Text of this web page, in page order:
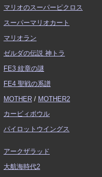
マリオのスーパーピクロス
スーパーマリオカート
マリオラン
ゼルダの伝説 神トラ
FE3 紋章の謎
FE4 聖戦の系譜
MOTHER / MOTHER2
カービィボウル
パイロットウイングス
アークザラッド
大航海時代2